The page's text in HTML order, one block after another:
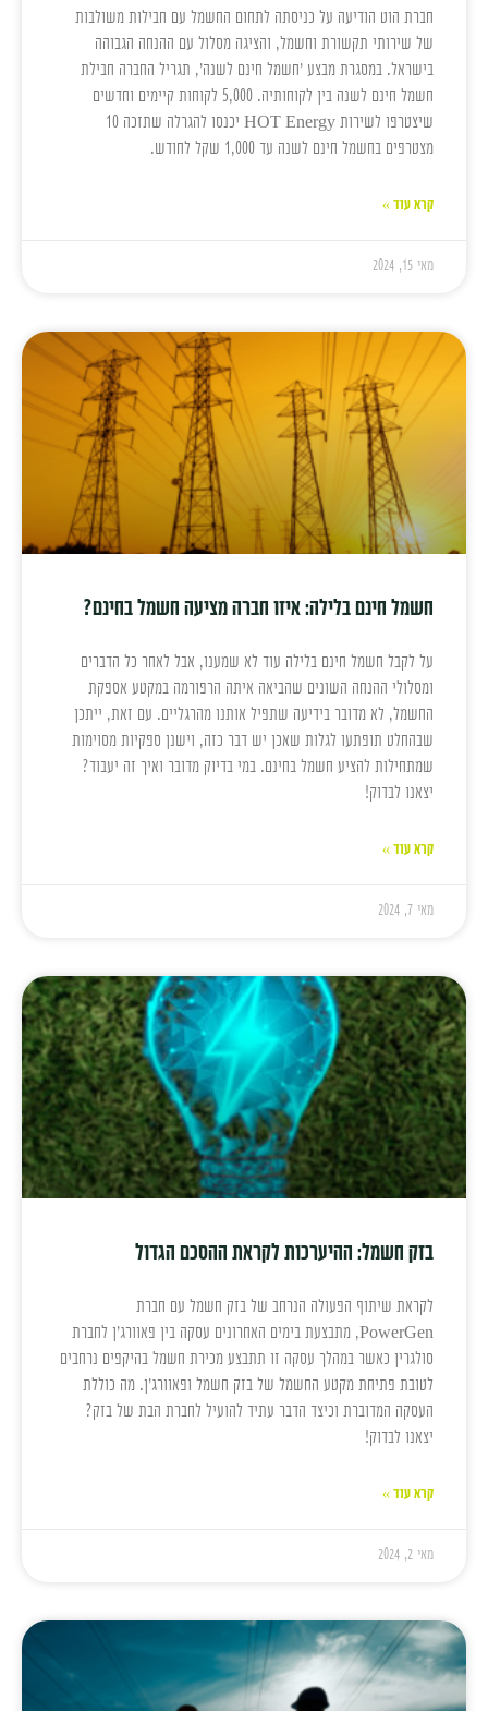
חברת הוט הודיעה על כניסתה לתחום החשמל עם חבילות משולבות
של שירותי תקשורת וחשמל, והציגה מסלול עם ההנחה הגבוהה
בישראל. במסגרת מבצע 'חשמל חינם לשנה', תגריל החברה חבילת
חשמל חינם לשנה בין לקוחותיה. 5,000 לקוחות קיימים וחדשים
שיצטרפו לשירות HOT Energy יכנסו להגרלה שתזכה 10
מצטרפים בחשמל חינם לשנה עד 1,000 שקל לחודש.
קרא עוד »
מאי 15, 2024
חשמל חינם בלילה: איזו חברה מציעה חשמל בחינם?
על לקבל חשמל חינם בלילה עוד לא שמענו, אבל לאחר כל הדברים
ומסלולי ההנחה השונים שהביאה איתה הרפורמה במקטע אספקת
החשמל, לא מדובר בידיעה שתפיל אותנו מהרגליים. עם זאת, ייתכן
שבהחלט תופתעו לגלות שאכן יש דבר כזה, וישנן ספקיות מסוימות
שמתחילות להציע חשמל בחינם. במי בדיוק מדובר ואיך זה יעבוד?
יצאנו לבדוק!
קרא עוד »
מאי 7, 2024
בזק חשמל: ההיערכות לקראת ההסכם הגדול
לקראת שיתוף הפעולה הנרחב של בזק חשמל עם חברת
PowerGen, מתבצעת בימים האחרונים עסקה בין פאוורג'ן לחברת
סולגרין כאשר במהלך עסקה זו תתבצע מכירת חשמל בהיקפים נרחבים
לטובת פתיחת מקטע החשמל של בזק חשמל ופאוורג'ן. מה כוללת
העסקה המדוברת וכיצד הדבר עתיד להועיל לחברת הבת של בזק?
יצאנו לבדוק!
קרא עוד »
מאי 2, 2024